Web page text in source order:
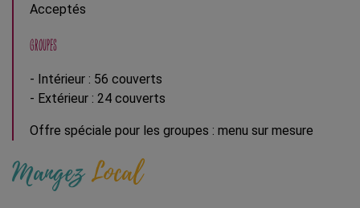
Acceptés
GROUPES
- Intérieur : 56 couverts
- Extérieur : 24 couverts
Offre spéciale pour les groupes : menu sur mesure
Mangez Local